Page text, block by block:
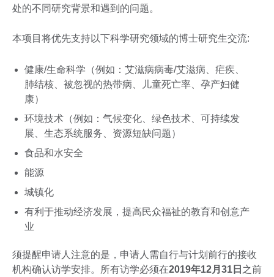
处的不同研究背景和遇到的问题。
本项目将优先支持以下科学研究领域的博士研究生交流:
健康/生命科学（例如：艾滋病病毒/艾滋病、疟疾、
肺结核、被忽视的热带病、儿童死亡率、孕产妇健
康）
环境技术（例如：气候变化、绿色技术、可持续发
展、生态系统服务、资源短缺问题）
食品和水安全
能源
城镇化
有利于推动经济发展，提高民众福祉的教育和创意产
业
须提醒申请人注意的是，申请人需自行与计划前行的接收
机构确认访学安排。所有访学必须在2019年12月31日 之前